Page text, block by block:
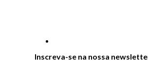
Inscreva-se na nossa